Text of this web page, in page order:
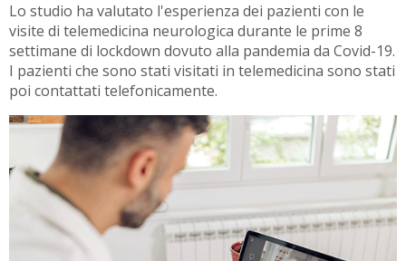
Lo studio ha valutato l'esperienza dei pazienti con le
visite di telemedicina neurologica durante le prime 8
settimane di lockdown dovuto alla pandemia da Covid-19.
I pazienti che sono stati visitati in telemedicina sono stati
poi contattati telefonicamente.